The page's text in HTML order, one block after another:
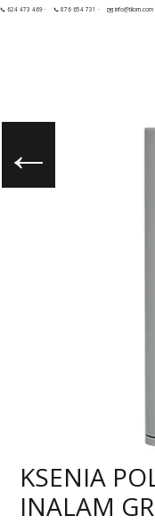
📞 624 473 469 · 📞 876 654 731 · ✉️ info@tilorn.com ·
KSENIA
INALAM
←